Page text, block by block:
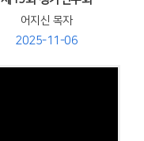
어지신 목자
2025-11-06